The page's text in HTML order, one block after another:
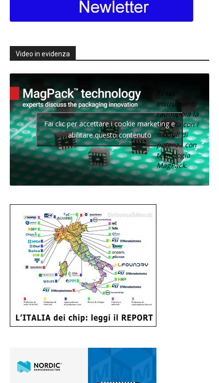
Video in evidenza
Texas
Instruments
raddoppia la
densità con i
moduli di
potenza con
tecnologia
MagPack.
Fai clic per accettare i cookie marketing e
abilitare questo contenuto